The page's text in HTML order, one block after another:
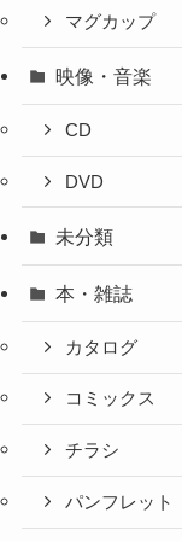
マグカップ
映像・音楽
CD
DVD
未分類
本・雑誌
カタログ
コミックス
チラシ
パンフレット